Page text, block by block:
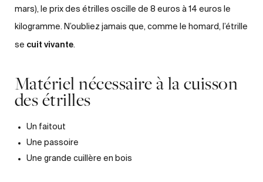
mars), le prix des étrilles oscille de 8 euros à 14 euros le
kilogramme. N’oubliez jamais que, comme le homard, l’étrille
se cuit vivante.
Matériel nécessaire à la cuisson
des étrilles
Un faitout
Une passoire
Une grande cuillère en bois